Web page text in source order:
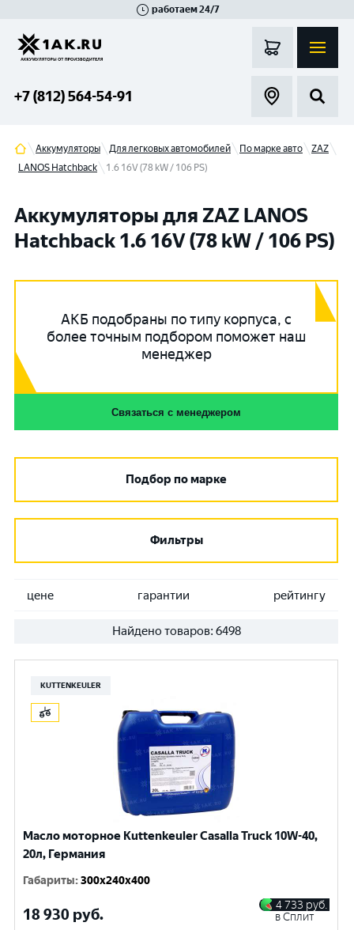
работаем 24/7
+7 (812) 564-54-91
Аккумуляторы Для легковых автомобилей По марке авто
ZAZ
LANOS Hatchback
1.6 16V (78 kW / 106 PS)
Аккумуляторы для ZAZ LANOS
Hatchback 1.6 16V (78 kW / 106 PS)
АКБ подобраны по типу корпуса, с
более точным подбором поможет наш
менеджер
Связаться с менеджером
Подбор по марке
Фильтры
цене гарантии рейтингу
Найдено товаров: 6498
KUTTENKEULER
Масло моторное Kuttenkeuler Casalla Truck 10W-40,
20л, Германия
Габариты:300x240x400
18 930 руб.
4 733 руб.
в Сплит
Гатчина